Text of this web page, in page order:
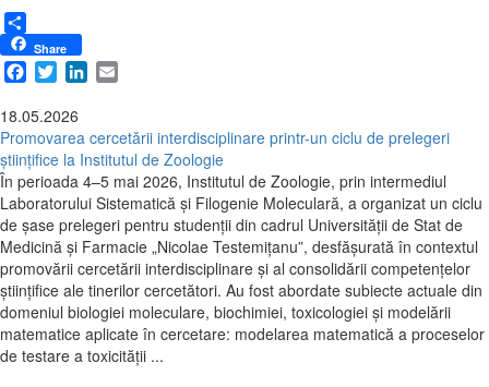
Share
Facebook
TwitterLinkedIn
18.05.2026
Promovarea cercetării interdisciplinare printr-un ciclu de prelegeri
științifice la Institutul de Zoologie
În perioada 4–5 mai 2026, Institutul de Zoologie, prin intermediul
Laboratorului Sistematică și Filogenie Moleculară, a organizat un ciclu
de șase prelegeri pentru studenții din cadrul Universității de Stat de
Medicină și Farmacie „Nicolae Testemițanu”, desfășurată în contextul
promovării cercetării interdisciplinare și al consolidării competențelor
științifice ale tinerilor cercetători. Au fost abordate subiecte actuale din
domeniul biologiei moleculare, biochimiei, toxicologiei și modelării
matematice aplicate în cercetare: modelarea matematică a proceselor
de testare a toxicității ...